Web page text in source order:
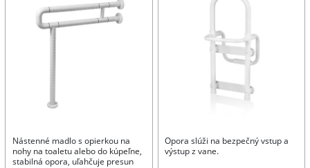
Nástenné madlo s opierkou na
nohy na toaletu alebo do kúpeľne,
stabilná opora, uľahčuje presun
Opora slúži na bezpečný vstup a
výstup z vane.